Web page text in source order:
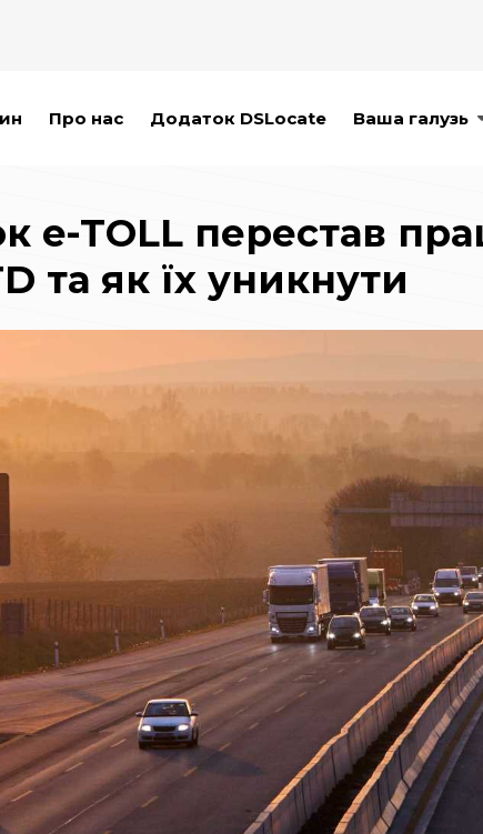
Про нас Додаток DSLocate Ваша галузь
e-TOLL перестав
та як їх уникнути